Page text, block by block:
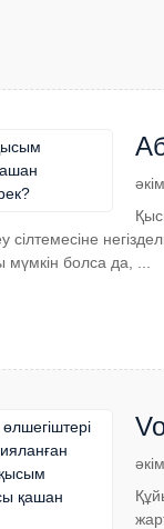
мүмкін болса да, ...